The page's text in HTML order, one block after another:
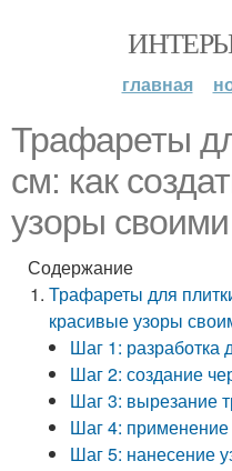
главная
Трафареты
см: как
узоры
Содержание
Трафареты для
красивые узоры
Шаг 1: разработка
Шаг 2: создание
Шаг 3: вырезание
Шаг 4:
Шаг 5: нанесение